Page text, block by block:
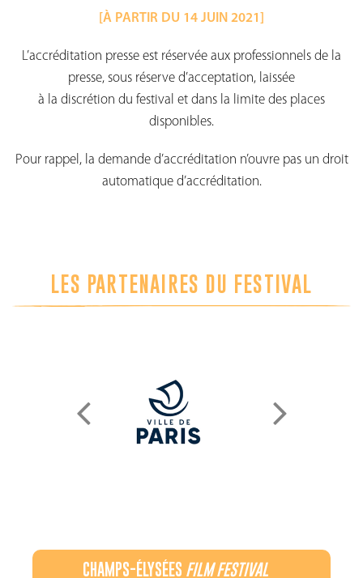
[À PARTIR DU 14 JUIN 2021]
L’accréditation presse est réservée aux professionnels de la
presse, sous réserve d’acceptation, laissée
à la discrétion du festival et dans la limite des places
disponibles.
Pour rappel, la demande d’accréditation n’ouvre pas un droit
automatique d’accréditation.
LES PARTENAIRES DU FESTIVAL
CHAMPS-ÉLYSÉES FILM FESTIVAL